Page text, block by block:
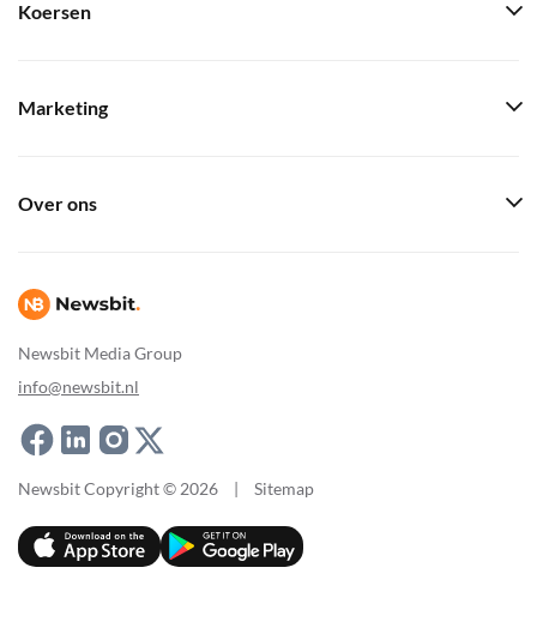
Newsbit Media Group
info@newsbit.nl
Koersen
Marketing
Over ons
Newsbit Copyright © 2026 | Sitemap